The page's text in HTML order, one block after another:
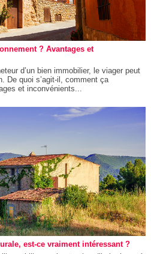
? Avantages et
d’un bien immobilier, le viager peut
De quoi s’agit-il, comment ça
et inconvénients...
est-ce vraiment intéressant ?